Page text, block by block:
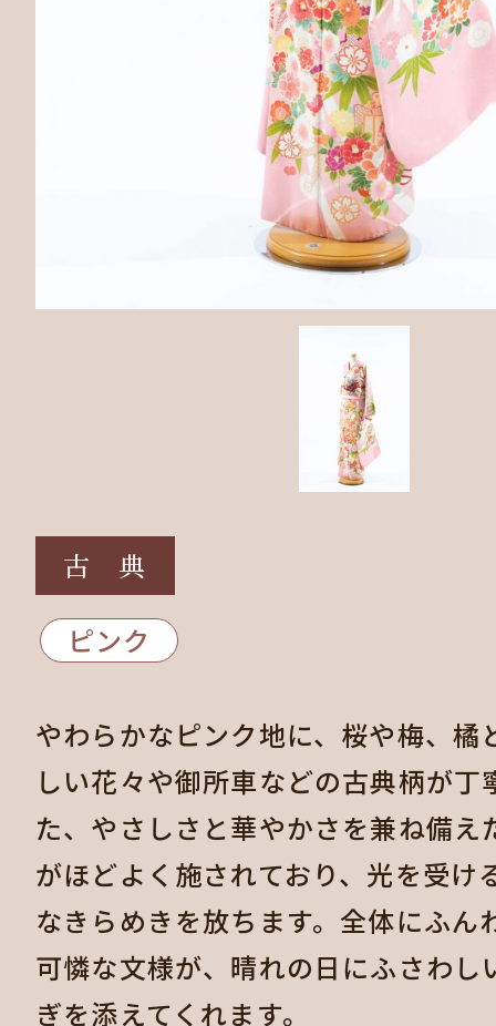
古 典
ピンク
やわらかなピンク地に、桜や梅、橘
しい花々や御所車などの古典柄が丁
た、やさしさと華やかさを兼ね備え
がほどよく施されており、光を受け
なきらめきを放ちます。全体にふん
可憐な文様が、晴れの日にふさわし
ぎを添えてくれます。